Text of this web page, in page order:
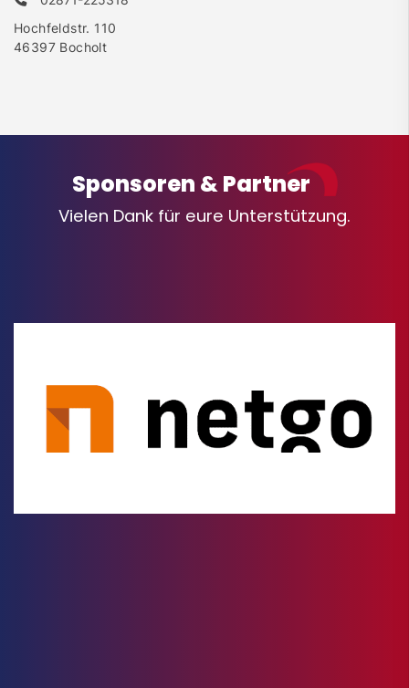
Hochfeldstr. 110
46397 Bocholt
Sponsoren & Partner
Vielen Dank für eure Unterstützung.